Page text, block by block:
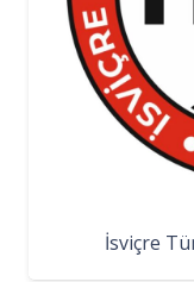
İsviçre